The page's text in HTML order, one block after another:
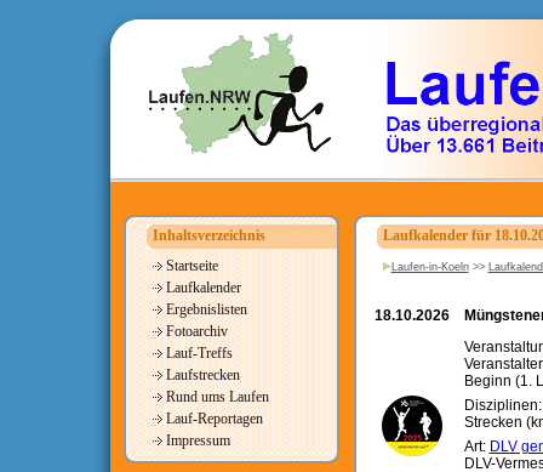
Inhaltsverzeichnis
Startseite
Laufkalender
Ergebnislisten
Fotoarchiv
Lauf-Treffs
Laufstrecken
Rund ums Laufen
Lauf-Reportagen
Impressum
Laufkalender für
Laufen-in-Koeln>>
18.10.2026
Beginn (1.
Strecken
Art: DLV
DLV-